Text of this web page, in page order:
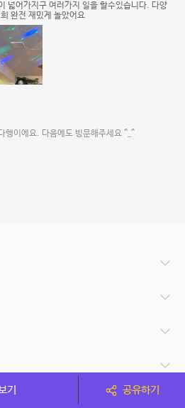
넓어가지구 여러가지 일을 할수있습니다. 다양
완전 재밌게 놀았어요
행이에요. 다음에도 빙문해주세요 ^_^
기 공유하기